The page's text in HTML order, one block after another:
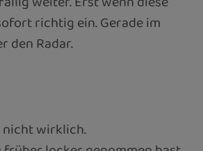
richtig ein. Gerade im
den Radar.
nicht wirklich.